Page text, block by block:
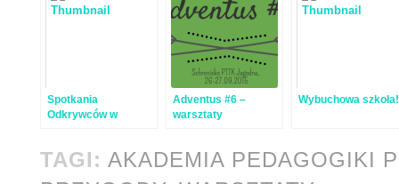
Spotkania
Odkrywców w
Adventus #6 –
warsztaty
Wybuchowa szkoła!
TAGI: AKADEMIA PEDAGOGIKI